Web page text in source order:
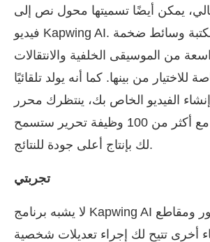
يمكن أيضًا تسميتها محول نص إلى
فيديو Kapwing AI. يحتوي على مكتبة وسائط ضخمة
من الموسيقى الخلفية والانتقالات
للاختيار من بينها. كما أنه يولد تلقائيًا
الفيديو الخاص بك، ينتظرك محرر
فيديو احترافي، مع أكثر من 100 وظيفة تحرير ستسمح
لك بإنتاج أعلى جودة للنتائج.
تجربتي
لا يشبه برنامج Kapwing AI لإنشاء الصور ومقاطع
أخرى تتيح لك إجراء تعديلات شخصية